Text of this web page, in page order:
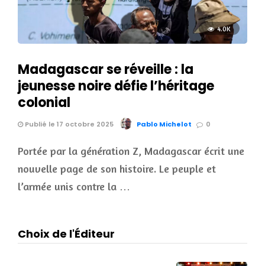
4.0K
Madagascar se réveille : la
jeunesse noire défie l’héritage
colonial
Publié le 17 octobre 2025 Pablo Michelot 0
Portée par la génération Z, Madagascar écrit une
nouvelle page de son histoire. Le peuple et
l’armée unis contre la …
Choix de l'Éditeur